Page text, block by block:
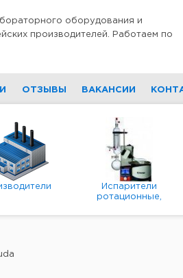
оборудования и
производителей. Работаем по
ОТЗЫВЫ ВАКАНСИИ
Испарители
ротационные,
вакуумные